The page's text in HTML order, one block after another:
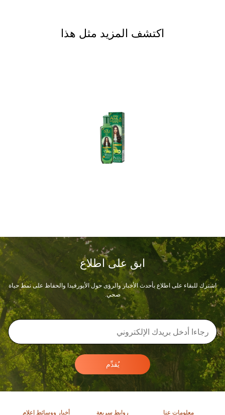
اكتشف المزيد مثل هذا
ابق على اطلاع
اشترك للبقاء على اطلاع بأحدث الأخبار والرؤى حول الأيورفيدا والحفاظ على نمط حياة
صحي.
يُقدِّم
معلومات عنا روابط سريعة أخبار ووسائط إعلام